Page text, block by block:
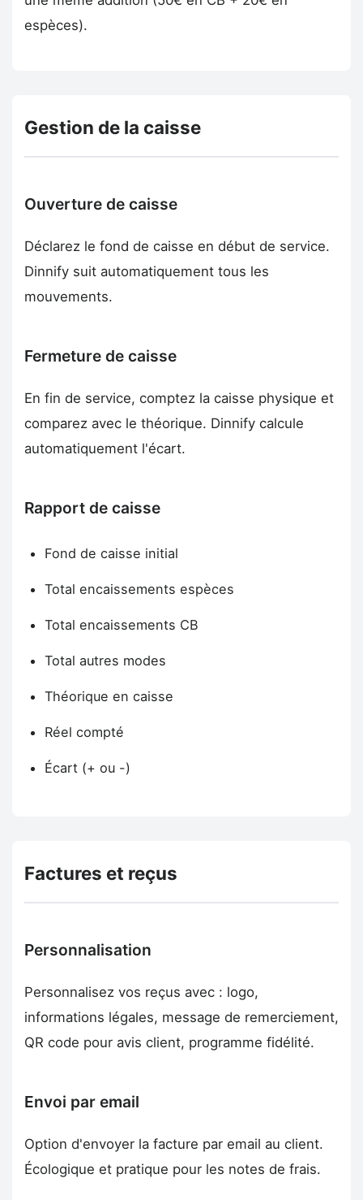
espèces).
Gestion de la caisse
Ouverture de caisse
Déclarez le fond de caisse en début de service.
Dinnify suit automatiquement tous les
mouvements.
Fermeture de caisse
En fin de service, comptez la caisse physique et
comparez avec le théorique. Dinnify calcule
automatiquement l'écart.
Rapport de caisse
Fond de caisse initial
Total encaissements espèces
Total encaissements CB
Total autres modes
Théorique en caisse
Réel compté
Écart (+ ou -)
Factures et reçus
Personnalisation
Personnalisez vos reçus avec : logo,
informations légales, message de remerciement,
QR code pour avis client, programme fidélité.
Envoi par email
Option d'envoyer la facture par email au client.
Écologique et pratique pour les notes de frais.